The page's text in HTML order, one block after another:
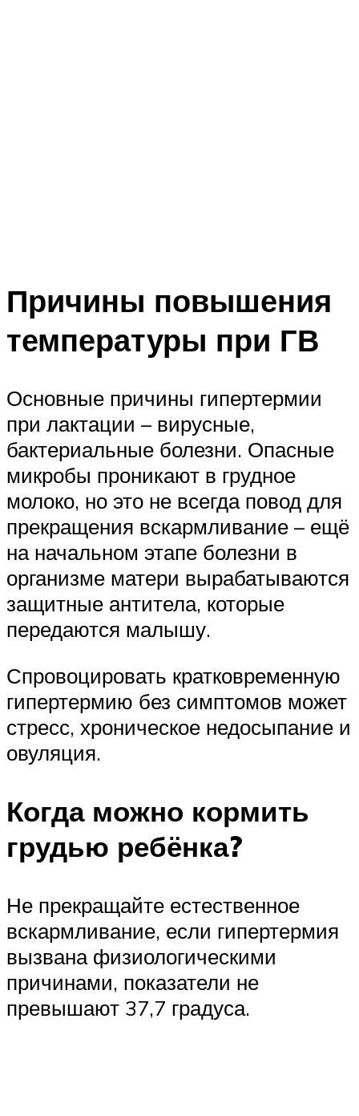
Причины повышения
температуры при ГВ
Основные причины гипертермии
при лактации – вирусные,
бактериальные болезни. Опасные
микробы проникают в грудное
молоко, но это не всегда повод для
прекращения вскармливание – ещё
на начальном этапе болезни в
организме матери вырабатываются
защитные антитела, которые
передаются малышу.
Спровоцировать кратковременную
гипертермию без симптомов может
стресс, хроническое недосыпание и
овуляция.
Когда можно кормить
грудью ребёнка?
Не прекращайте естественное
вскармливание, если гипертермия
вызвана физиологическими
причинами, показатели не
превышают 37,7 градуса.